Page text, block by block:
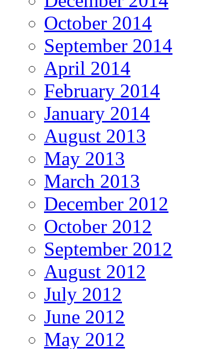
October 2014
September 2014
April 2014
February 2014
January 2014
August 2013
May 2013
March 2013
December 2012
October 2012
September 2012
August 2012
July 2012
June 2012
May 2012